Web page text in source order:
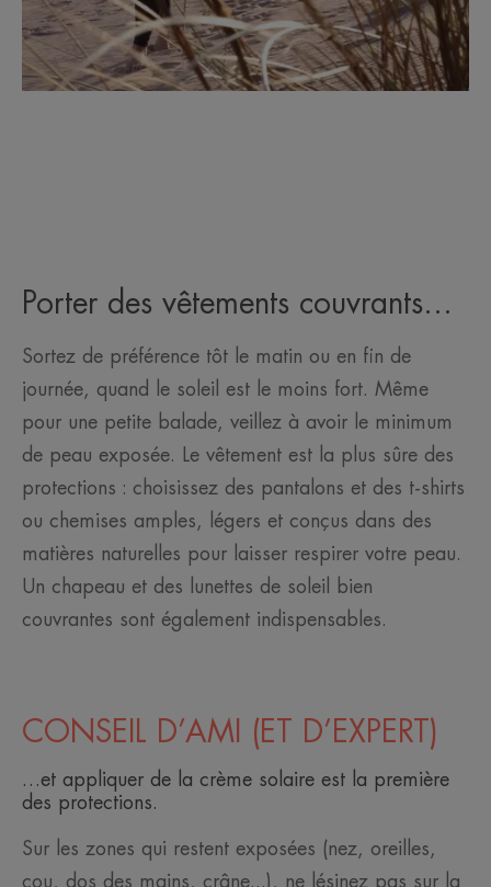
Porter des vêtements couvrants…
Sortez de préférence tôt le matin ou en fin de
journée, quand le soleil est le moins fort. Même
pour une petite balade, veillez à avoir le minimum
de peau exposée. Le vêtement est la plus sûre des
protections : choisissez des pantalons et des t-shirts
ou chemises amples, légers et conçus dans des
matières naturelles pour laisser respirer votre peau.
Un chapeau et des lunettes de soleil bien
couvrantes sont également indispensables.
CONSEIL D’AMI (ET D’EXPERT)
…et appliquer de la crème solaire est la première
des protections.
Sur les zones qui restent exposées (nez, oreilles,
cou, dos des mains, crâne...), ne lésinez pas sur la